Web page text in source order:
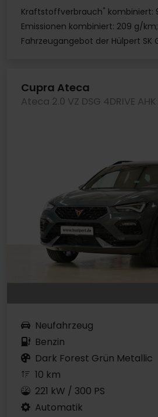
Kraftstoffverbrauch* kombiniert:
Emissionen kombiniert: 209 g/
Fahrzeugangebot der Hülpert SK
Cupra Ateca
Neufahrzeug
Benzin
Dark Forest Grün Metallic
10 km
221 kW / 300 PS
Automatik